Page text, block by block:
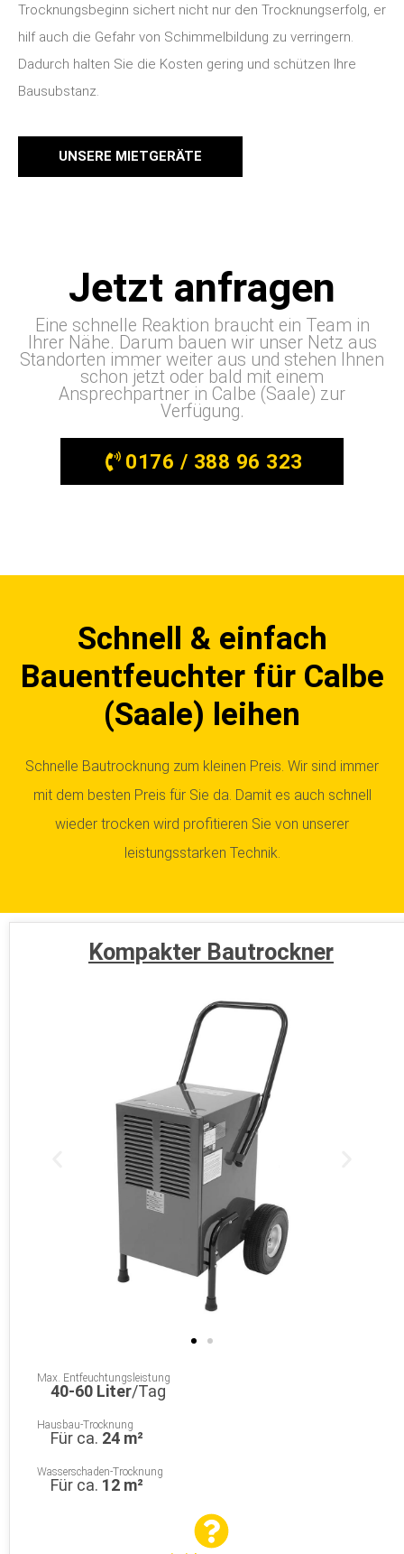
Trocknungsbeginn sichert nicht nur den Trocknungserfolg, er
hilf auch die Gefahr von Schimmelbildung zu verringern.
Dadurch halten Sie die Kosten gering und schützen Ihre
Bausubstanz.
UNSERE MIETGERÄTE
Jetzt anfragen
Eine schnelle Reaktion braucht ein Team in
Ihrer Nähe. Darum bauen wir unser Netz aus
Standorten immer weiter aus und stehen Ihnen
schon jetzt oder bald mit einem
Ansprechpartner in Calbe (Saale) zur
Verfügung.
0176 / 388 96 323
Schnell & einfach
Bauentfeuchter für Calbe
(Saale) leihen
Schnelle Bautrocknung zum kleinen Preis. Wir sind immer
mit dem besten Preis für Sie da. Damit es auch schnell
wieder trocken wird profitieren Sie von unserer
leistungsstarken Technik.
Kompakter Bautrockner
Max. Entfeuchtungsleistung
40-60 Liter/Tag
Hausbau-Trocknung
Für ca. 24 m²
Wasserschaden-Trocknung
Für ca. 12 m²